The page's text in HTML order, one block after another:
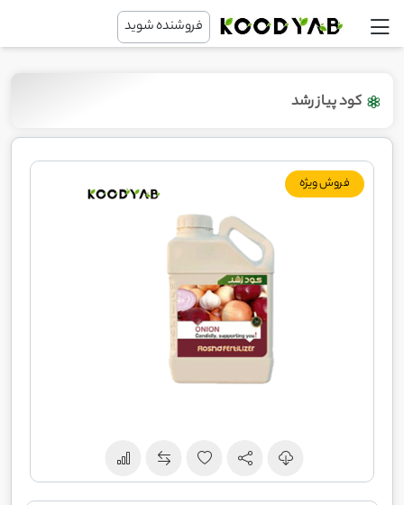
فروشنده شوید
کود پیاز رشد
فروش ویژه